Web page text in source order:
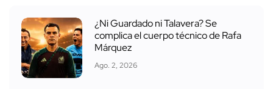
¿Ni Guardado ni Talavera? Se
complica el cuerpo técnico de Rafa
Márquez
Ago. 2, 2026